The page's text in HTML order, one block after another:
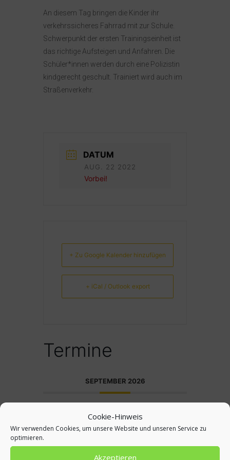
Cookie-Hinweis
Wir verwenden Cookies, um unsere Website und unseren Service zu
optimieren.
Akzeptieren
OFFENER GANZTAG FÖRDERVEREIN
DOWNLOADS KONTAKT
An diesem Tag bringen die Kinder ihr
verkehrssicheres Fahrrad mit zur Schule.
Schwerpunkt der ersten Trainingseinheit ist
das richtige Aufsteigen und Anfahren. Die
Schüler*innen werden durch eine Polizistin
kindgerecht geschult. Trainiert wird auch im
Straßenverkehr.
DATUM
AUG. 22 2022
Vorbei!
+ Zu Google Kalender hinzufügen
+ iCal / Outlook export
Termine
SEPTEMBER 2026
EINSCHULUNG 1. KLÄSSLER
OKTOBER 2026